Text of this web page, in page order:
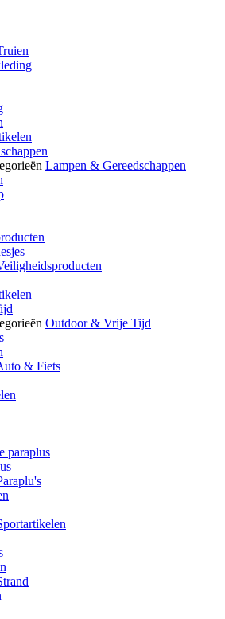
Lampen & Gereedschappen
Outdoor & Vrije Tijd
& Fiets
paraplus